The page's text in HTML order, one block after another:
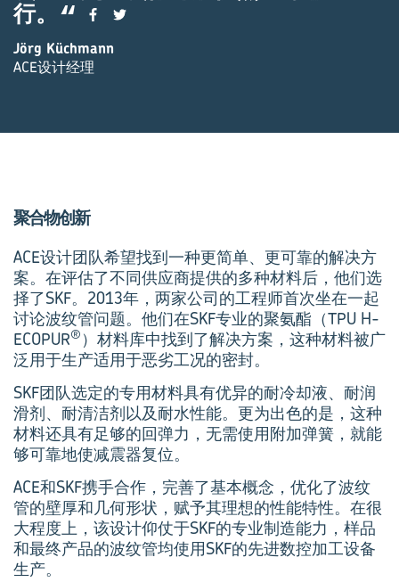
行。
Jörg Küchmann
ACE设计经理
聚合物创新
ACE设计团队希望找到一种更简单、更可靠的解决方
案。在评估了不同供应商提供的多种材料后，他们选
择了SKF。2013年，两家公司的工程师首次坐在一起
讨论波纹管问题。他们在SKF专业的聚氨酯（TPU H-
ECOPUR® ）材料库中找到了解决方案，这种材料被广
泛用于生产适用于恶劣工况的密封。
SKF团队选定的专用材料具有优异的耐冷却液、耐润
滑剂、耐清洁剂以及耐水性能。更为出色的是，这种
材料还具有足够的回弹力，无需使用附加弹簧，就能
够可靠地使减震器复位。
ACE和SKF携手合作，完善了基本概念，优化了波纹
管的壁厚和几何形状，赋予其理想的性能特性。在很
大程度上，该设计仰仗于SKF的专业制造能力，样品
和最终产品的波纹管均使用SKF的先进数控加工设备
生产。